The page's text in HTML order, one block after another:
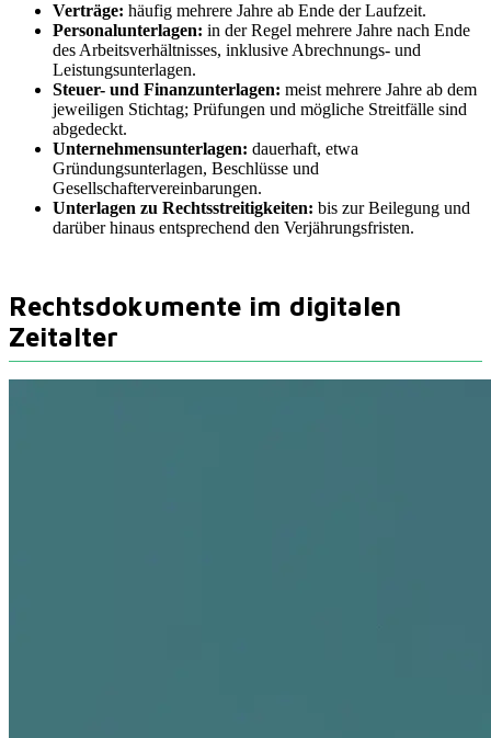
Verträge: häufig mehrere Jahre ab Ende der Laufzeit.
Personalunterlagen: in der Regel mehrere Jahre nach Ende
des Arbeitsverhältnisses, inklusive Abrechnungs- und
Leistungsunterlagen.
Steuer- und Finanzunterlagen: meist mehrere Jahre ab dem
jeweiligen Stichtag; Prüfungen und mögliche Streitfälle sind
abgedeckt.
Unternehmensunterlagen: dauerhaft, etwa
Gründungsunterlagen, Beschlüsse und
Gesellschaftervereinbarungen.
Unterlagen zu Rechtsstreitigkeiten: bis zur Beilegung und
darüber hinaus entsprechend den Verjährungsfristen.
Rechtsdokumente im digitalen
Zeitalter